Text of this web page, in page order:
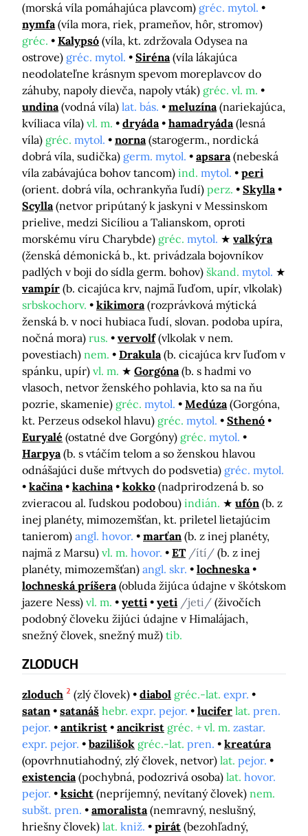
(morská víla pomáhajúca plavcom) gréc. mytol.
nymfa (víla mora, riek, prameňov, hôr, stromov)
gréc.
Kalypsó (víla, kt. zdržovala Odysea na
ostrove) gréc. mytol. Siréna (víla lákajúca
neodolateľne krásnym spevom moreplavcov do
záhuby, napoly dievča, napoly vták) gréc. vl. m.
undina (vodná víla) lat. bás. meluzína (nariekajúca,
kvíliaca víla) vl. m. dryáda hamadryáda (lesná
víla) gréc. mytol. norna (starogerm., nordická
dobrá víla, sudička) germ. mytol. apsara (nebeská
víla zabávajúca bohov tancom) ind. mytol.
peri
(orient. dobrá víla, ochrankyňa ľudí) perz.
Skylla
Scylla (netvor pripútaný k jaskyni v Messinskom
prielive, medzi Sicíliou a Talianskom, oproti
morskému víru Charybde) gréc. mytol.
valkýra
(ženská démonická b., kt. privádzala bojovníkov
padlých v boji do sídla germ. bohov) škand. mytol.
vampír (b. cicajúca krv, najmä ľuďom, upír, vlkolak)
srbskochorv.
kikimora (rozprávková mýtická
ženská b. v noci hubiaca ľudí, slovan. podoba upíra,
nočná mora) rus. vervolf (vlkolak v nem.
povestiach) nem. Drakula (b. cicajúca krv ľuďom v
spánku, upír) vl. m. Gorgóna (b. s hadmi vo
vlasoch, netvor ženského pohlavia, kto sa na ňu
pozrie, skamenie) gréc. mytol. Medúza (Gorgóna,
kt. Perzeus odsekol hlavu) gréc. mytol.
Sthenó
Euryalé (ostatné dve Gorgóny) gréc. mytol.
Harpya (b. s vtáčím telom a so ženskou hlavou
odnášajúci duše mŕtvych do podsvetia) gréc. mytol.
kačina
kachina kokko (nadprirodzená b. so
zvieracou al. ľudskou podobou) indián. ufón (b. z
inej planéty, mimozemšťan, kt. priletel lietajúcim
tanierom) angl. hovor. marťan (b. z inej planéty,
najmä z Marsu) vl. m. hovor. ET /ítí/ (b. z inej
planéty, mimozemšťan) angl. skr.
lochneska
lochneská príšera (obluda žijúca údajne v škótskom
jazere Ness) vl. m. yetti yeti /jeti/ (živočích
podobný človeku žijúci údajne v Himalájach,
snežný človek, snežný muž) tib.
ZLODUCH
zloduch 2 (zlý človek) diabol gréc.-lat. expr.
satan
satanáš hebr. expr. pejor. lucifer lat. pren.
pejor.
antikrist ancikrist gréc. + vl. m. zastar.
expr. pejor.
bazilišok gréc.-lat. pren.
kreatúra
(opovrhnutiahodný, zlý človek, netvor) lat. pejor.
existencia (pochybná, podozrivá osoba) lat. hovor.
pejor.
ksicht (nepríjemný, nevítaný človek) nem.
subšt. pren.
amoralista (nemravný, neslušný,
hriešny človek) lat. kniž. pirát (bezohľadný,